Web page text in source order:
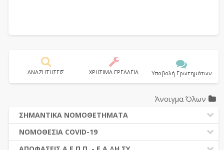
ΑΝΑΖΗΤΗΣΕΙΣ ΧΡΗΣΙΜΑ ΕΡΓΑΛΕΙΑ Υποβολή Ερωτημάτων
Άνοιγμα Όλων
ΣΗΜΑΝΤΙΚΑ ΝΟΜΟΘΕΤΗΜΑΤΑ
ΔΗΜΟΣΙΕΣ ΣΥΜΒΑΣΕΙΣ (Ν. 4412/2016)
ΔΗΜΟΤΙΚΟΣ ΚΩΔΙΚΑΣ (Ν.3463/2006)
ΝΟΜΟΘΕΣΙΑ COVID-19
ΝΟΜΟΘΕΣΙΑ - ΝΟΜΟΛΟΓΙΑ COVID -19